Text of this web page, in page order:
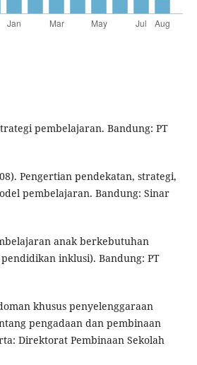
pembelajaran. Bandung: PT
Pengertian pendekatan, strategi,
pembelajaran. Bandung: Sinar
anak berkebutuhan
inklusi). Bandung: PT
khusus penyelenggaraan
pengadaan dan pembinaan
Direktorat Pembinaan Sekolah